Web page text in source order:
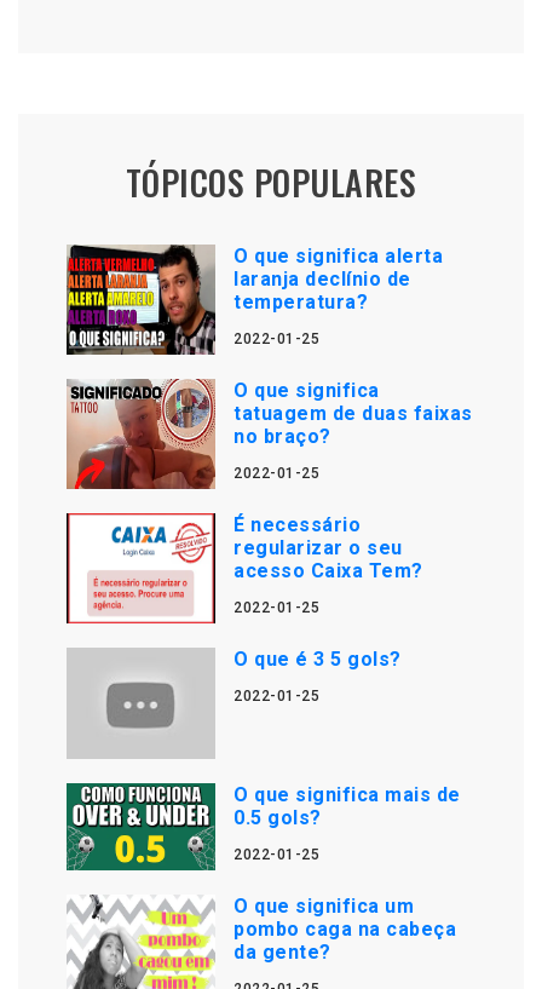
TÓPICOS POPULARES
O que significa alerta
laranja declínio de
temperatura?
2022-01-25
O que significa
tatuagem de duas faixas
no braço?
2022-01-25
É necessário
regularizar o seu
acesso Caixa Tem?
2022-01-25
O que é 3 5 gols?
2022-01-25
O que significa mais de
0.5 gols?
2022-01-25
O que significa um
pombo caga na cabeça
da gente?